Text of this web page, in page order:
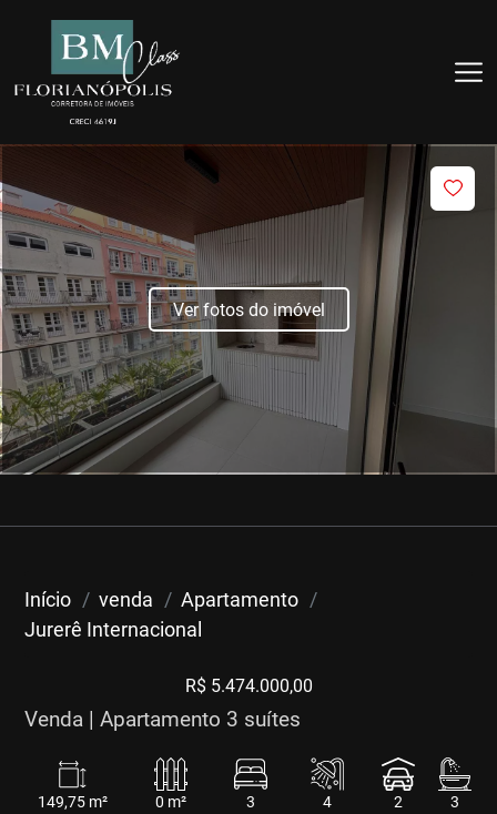
Ver fotos do imóvel
Início venda
Apartamento
Jurerê Internacional
R$ 5.474.000,00
Venda | Apartamento 3 suítes
149,75 m²
0 m²
3
4
2
3